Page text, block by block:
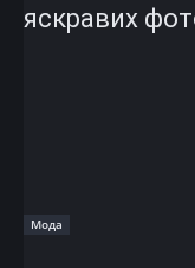
яскравих
Мода